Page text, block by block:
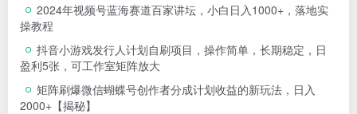
2024年视频号蓝海赛道百家讲坛，小白日入1000+，落地实
操教程
抖音小游戏发行人计划自刷项目，操作简单，长期稳定，日
盈利5张，可工作室矩阵放大
矩阵刷爆微信蝴蝶号创作者分成计划收益的新玩法，日入
2000+【揭秘】